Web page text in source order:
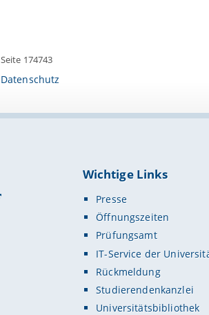
Seite 174743
Datenschutz
Wichtige Links
Presse
Öffnungszeiten
Prüfungsamt
IT-Service der
Rückmeldung
Studierendenkanzlei
Universitätsbibliothek